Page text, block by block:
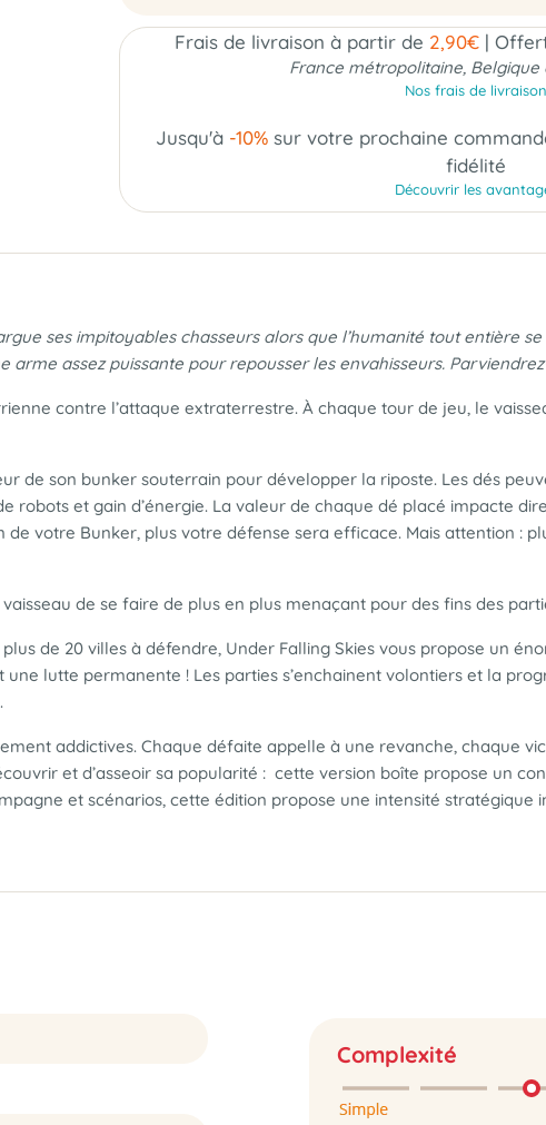
Frais de livraison à partir de 2,90€ |
France métropolitaine,
Nos frais de livraison
Jusqu'à -10%sur votre prochaine
fidélité
Découvrir les
ses impitoyables chasseurs alors que l’humanité tout entière
assez puissante pour repousser les envahisseurs.
contre l’attaque extraterrestre. À chaque tour de jeu, le
de son bunker souterrain pour développer la riposte. Les dés
robots et gain d’énergie. La valeur de chaque dé placé impacte
votre Bunker, plus votre défense sera efficace. Mais attention :
de se faire de plus en plus menaçant pour des fins des
de 20 villes à défendre, Under Falling Skies vous propose un
lutte permanente ! Les parties s’enchainent volontiers et la
addictives. Chaque défaite appelle à une revanche, chaque
et d’asseoir sa popularité : cette version boîte propose un
et scénarios, cette édition propose une intensité stratégique
Complexité